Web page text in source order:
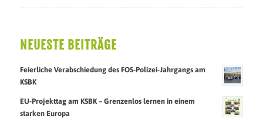
NEUESTE BEITRÄGE
Feierliche Verabschiedung des FOS-Polizei-Jahrgangs am
KSBK
EU-Projekttag am KSBK – Grenzenlos lernen in einem
starken Europa